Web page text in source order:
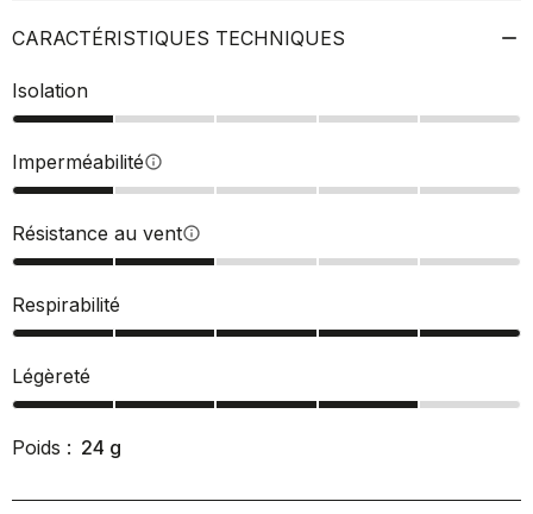
CARACTÉRISTIQUES TECHNIQUES
Isolation
Imperméabilitéinfo
Résistance au ventinfo
Respirabilité
Légèreté
Poids : 24 g